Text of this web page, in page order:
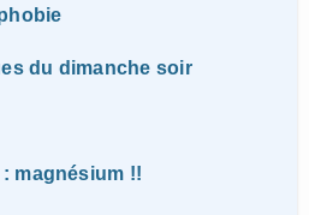
du dimanche soir
magnésium !!